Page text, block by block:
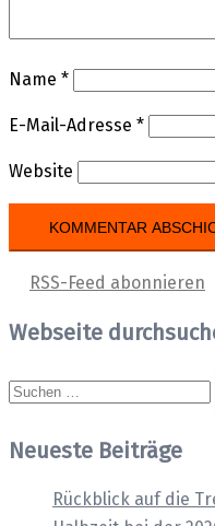
Name *
E-Mail-Adresse *
Website
RSS-Feed abonnieren
Webseite
Suchen
nach:
Neueste Beiträge
Rückblick auf die